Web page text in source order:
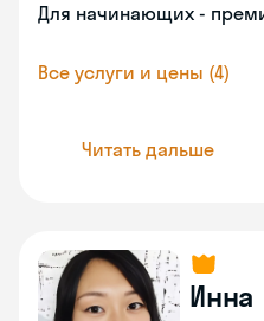
Для начинающих -
Все услуги и цены (4)
Читать дальше
Инна